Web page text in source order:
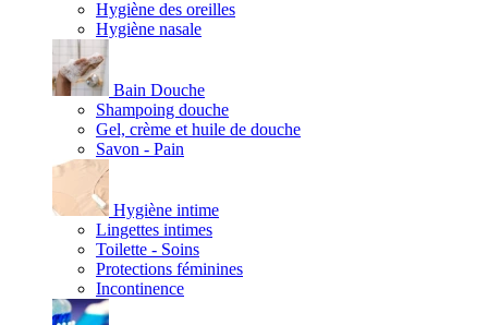
Hygiène des oreilles
Hygiène nasale
Bain Douche
Shampoing douche
Gel, crème et huile de douche
Savon - Pain
Hygiène intime
Lingettes intimes
Toilette - Soins
Protections féminines
Incontinence